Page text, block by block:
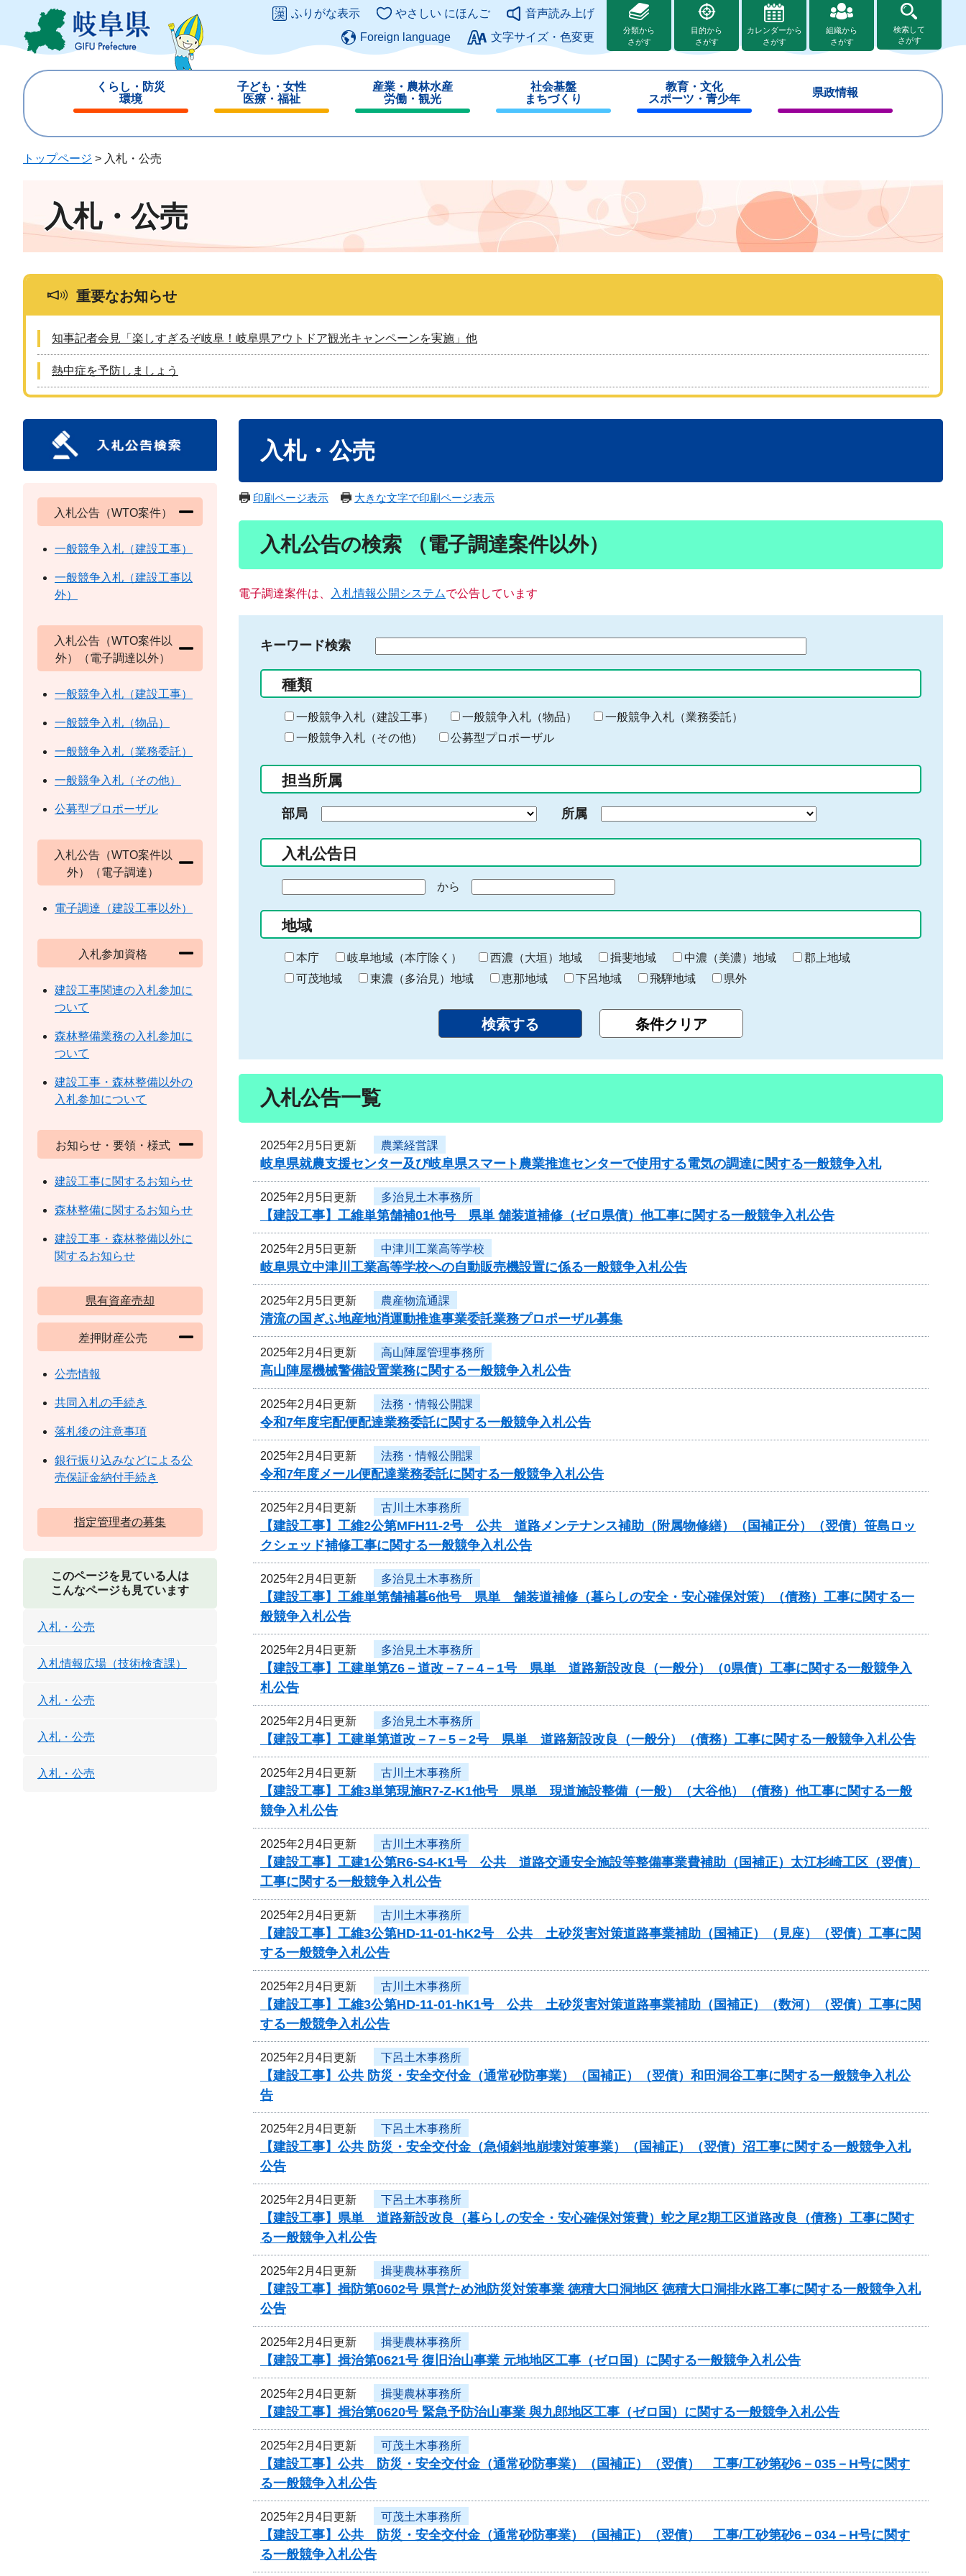
ジ
ュ
このページの本文へ
ふりがな表示 やさしい にほんご
音声読み上げ
Foreign language
文字サイズ・色変更
分類から
さがす
目的から
さがす
カレンダーから
さがす
組織から
さがす
検索して
さがす
くらし・防災
環境
じ
子ども・女性
医療・福祉
じ
産業・農林水産
労働・観光
じ
社会基盤
まちづくり
じ
教育・文化
スポーツ・青少年
じ
県政情報
じ
トップページ > 入札・公売
入札・公売
重要なお知らせ
知事記者会見「楽しすぎるぞ岐阜！岐阜県アウトドア観光キャンペーンを実施」他
熱中症を予防しましょう
入札・公売
印刷ページ表示 大きな文字で印刷ページ表示
入札公告の検索 （電子調達案件以外）
電子調達案件は、 入札情報公開システムで公告しています
キーワード検索
る
キ
ー
ー
入
力
種類
一般競争入札（建設工事） 一般競争入札（物品）
一般競争入札（業務委託）
一般競争入札（その他）
公募型プロポーザル
担当所属
部局 所属
入札公告日
の
始
ま
り
から
終
わ
り
地域
本庁 岐阜地域（本庁除く） 西濃（大垣）地域 揖斐地域 中濃（美濃）地域
郡上地域
可茂地域
東濃（多治見）地域 恵那地域 下呂地域 飛騨地域 県外
入札公告一覧
2025年2月5日更新 農業経営課
岐阜県就農支援センター及び岐阜県スマート農業推進センターで使用する電気の調達に関する一般競争入札
2025年2月5日更新 多治見土木事務所
【建設工事】工維単第舗補01他号 県単 舗装道補修（ゼロ県債）他工事に関する一般競争入札公告
2025年2月5日更新 中津川工業高等学校
岐阜県立中津川工業高等学校への自動販売機設置に係る一般競争入札公告
2025年2月5日更新 農産物流通課
清流の国ぎふ地産地消運動推進事業委託業務プロポーザル募集
2025年2月4日更新 高山陣屋管理事務所
高山陣屋機械警備設置業務に関する一般競争入札公告
2025年2月4日更新 法務・情報公開課
令和7年度宅配便配達業務委託に関する一般競争入札公告
2025年2月4日更新 法務・情報公開課
令和7年度メール便配達業務委託に関する一般競争入札公告
2025年2月4日更新 古川土木事務所
【建設工事】工維2公第MFH11-2号 公共 道路メンテナンス補助（附属物修繕）（国補正分）（翌債）笹島ロッ
クシェッド補修工事に関する一般競争入札公告
2025年2月4日更新 多治見土木事務所
【建設工事】工維単第舗補暮6他号 県単 舗装道補修（暮らしの安全・安心確保対策）（債務）工事に関する一
般競争入札公告
2025年2月4日更新 多治見土木事務所
【建設工事】工建単第Z6－道改－7－4－1号 県単 道路新設改良（一般分）（0県債）工事に関する一般競争入
札公告
2025年2月4日更新 多治見土木事務所
【建設工事】工建単第道改－7－5－2号 県単 道路新設改良（一般分）（債務）工事に関する一般競争入札公告
2025年2月4日更新 古川土木事務所
【建設工事】工維3単第現施R7-Z-K1他号 県単 現道施設整備（一般）（大谷他）（債務）他工事に関する一般
競争入札公告
2025年2月4日更新 古川土木事務所
【建設工事】工建1公第R6-S4-K1号 公共 道路交通安全施設等整備事業費補助（国補正）太江杉崎工区（翌債）
工事に関する一般競争入札公告
2025年2月4日更新 古川土木事務所
【建設工事】工維3公第HD-11-01-hK2号 公共 土砂災害対策道路事業補助（国補正）（見座）（翌債）工事に関
する一般競争入札公告
2025年2月4日更新 古川土木事務所
【建設工事】工維3公第HD-11-01-hK1号 公共 土砂災害対策道路事業補助（国補正）（数河）（翌債）工事に関
する一般競争入札公告
2025年2月4日更新 下呂土木事務所
【建設工事】公共 防災・安全交付金（通常砂防事業）（国補正）（翌債）和田洞谷工事に関する一般競争入札公
告
2025年2月4日更新 下呂土木事務所
【建設工事】公共 防災・安全交付金（急傾斜地崩壊対策事業）（国補正）（翌債）沼工事に関する一般競争入札
公告
2025年2月4日更新 下呂土木事務所
【建設工事】県単 道路新設改良（暮らしの安全・安心確保対策費）蛇之尾2期工区道路改良（債務）工事に関す
る一般競争入札公告
2025年2月4日更新 揖斐農林事務所
【建設工事】揖防第0602号 県営ため池防災対策事業 徳積大口洞地区 徳積大口洞排水路工事に関する一般競争入札
公告
2025年2月4日更新 揖斐農林事務所
【建設工事】揖治第0621号 復旧治山事業 元地地区工事（ゼロ国）に関する一般競争入札公告
2025年2月4日更新 揖斐農林事務所
【建設工事】揖治第0620号 緊急予防治山事業 與九郎地区工事（ゼロ国）に関する一般競争入札公告
2025年2月4日更新 可茂土木事務所
【建設工事】公共 防災・安全交付金（通常砂防事業）（国補正）（翌債） 工事/工砂第砂6－035－H号に関す
る一般競争入札公告
2025年2月4日更新 可茂土木事務所
【建設工事】公共 防災・安全交付金（通常砂防事業）（国補正）（翌債） 工事/工砂第砂6－034－H号に関す
る一般競争入札公告
入札公告（WTO案件）
一般競争入札（建設工事）
一般競争入札（建設工事以
外）
入札公告（WTO案件以
外）（電子調達以外）
一般競争入札（建設工事）
一般競争入札（物品）
一般競争入札（業務委託）
一般競争入札（その他）
公募型プロポーザル
入札公告（WTO案件以
外）（電子調達）
電子調達（建設工事以外）
入札参加資格
建設工事関連の入札参加に
ついて
森林整備業務の入札参加に
ついて
建設工事・森林整備以外の
入札参加について
お知らせ・要領・様式
建設工事に関するお知らせ
森林整備に関するお知らせ
建設工事・森林整備以外に
関するお知らせ
県有資産売却
差押財産公売
公売情報
共同入札の手続き
落札後の注意事項
銀行振り込みなどによる公
売保証金納付手続き
指定管理者の募集
このページを見ている人は
こんなページも見ています
入札・公売
入札情報広場（技術検査課）
入札・公売
入札・公売
入札・公売